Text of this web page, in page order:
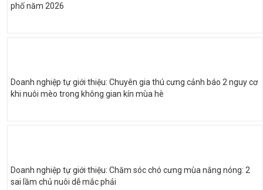
phố năm 2026
Doanh nghiệp tự giới thiệu: Chuyên gia thú cưng cảnh báo 2 nguy cơ
khi nuôi mèo trong không gian kín mùa hè
Doanh nghiệp tự giới thiệu: Chăm sóc chó cưng mùa nắng nóng: 2
sai lầm chủ nuôi dễ mắc phải